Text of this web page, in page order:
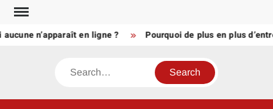
Skip
content n’apparaît en ligne ? Pourquoi de plus en plus
Search